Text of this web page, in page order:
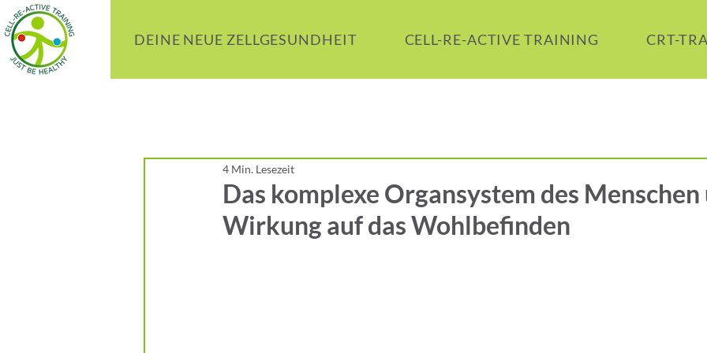
DEINE NEUE ZELLGESUNDHEIT CELL-RE-ACTIVE TRAINING CRT-
Das komplexe Organsystem des Menschen
Wirkung auf das Wohlbefinden
4 Min. Lesezeit